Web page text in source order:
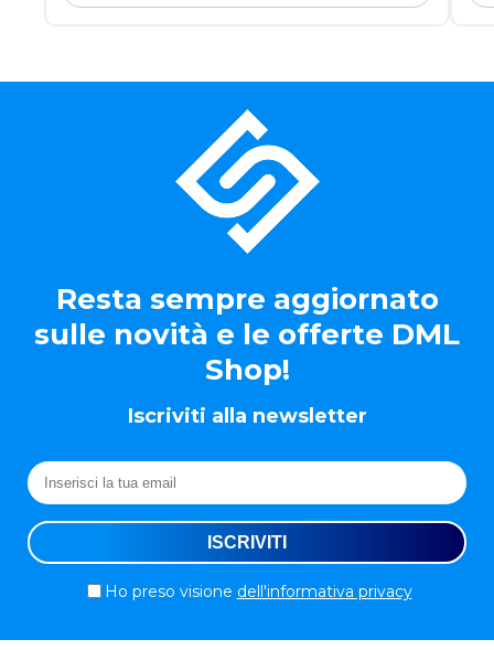
Resta sempre aggiornato
sulle novità e le offerte DML
Shop!
Iscriviti alla newsletter
Ho preso visione dell'informativa privacy